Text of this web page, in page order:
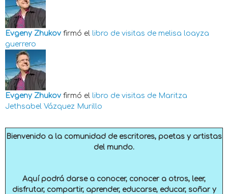
Evgeny Zhukov firmó el libro de visitas de melisa loayza
guerrero
Evgeny Zhukov firmó el libro de visitas de Maritza
Jethsabel Vázquez Murillo
Bienvenido a la comunidad de escritores, poetas y artistas
del mundo.
Aquí podrá darse a conocer, conocer a otros, leer,
disfrutar, compartir, aprender, educarse, educar, soñar y